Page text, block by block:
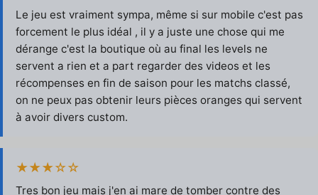
Le jeu est vraiment sympa, même si sur mobile c'est pas
forcement le plus idéal , il y a juste une chose qui me
dérange c'est la boutique où au final les levels ne
servent a rien et a part regarder des videos et les
récompenses en fin de saison pour les matchs classé,
on ne peux pas obtenir leurs pièces oranges qui servent
à avoir divers custom.
★★★☆☆
Tres bon jeu mais j'en ai mare de tomber contre des